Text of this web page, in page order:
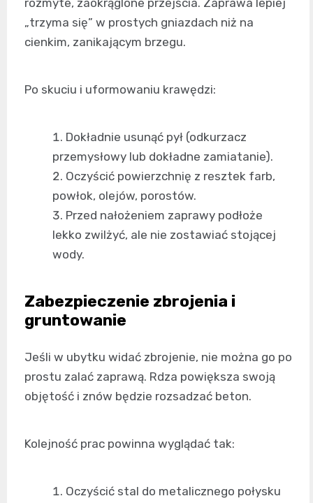
rozmyte, zaokrąglone przejścia. Zaprawa lepiej
„trzyma się” w prostych gniazdach niż na
cienkim, zanikającym brzegu.
Po skuciu i uformowaniu krawędzi:
Dokładnie usunąć pył (odkurzacz
przemysłowy lub dokładne zamiatanie).
Oczyścić powierzchnię z resztek farb,
powłok, olejów, porostów.
Przed nałożeniem zaprawy podłoże
lekko zwilżyć, ale nie zostawiać stojącej
wody.
Zabezpieczenie zbrojenia i
gruntowanie
Jeśli w ubytku widać zbrojenie, nie można go po
prostu zalać zaprawą. Rdza powiększa swoją
objętość i znów będzie rozsadzać beton.
Kolejność prac powinna wyglądać tak:
Oczyścić stal do metalicznego połysku